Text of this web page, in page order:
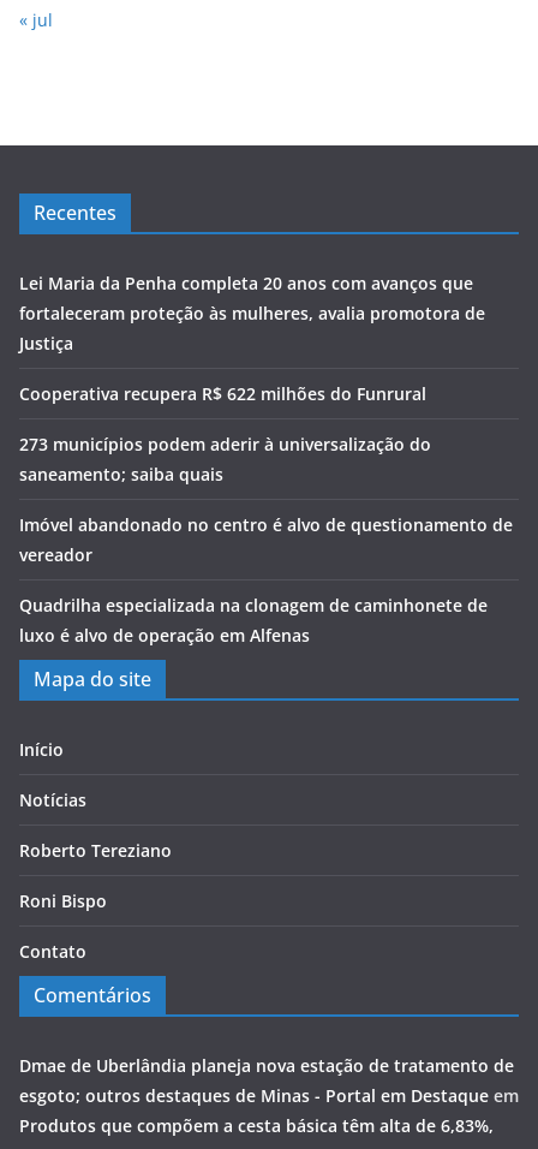
« jul
Recentes
Lei Maria da Penha completa 20 anos com avanços que
fortaleceram proteção às mulheres, avalia promotora de
Justiça
Cooperativa recupera R$ 622 milhões do Funrural
273 municípios podem aderir à universalização do
saneamento; saiba quais
Imóvel abandonado no centro é alvo de questionamento de
vereador
Quadrilha especializada na clonagem de caminhonete de
luxo é alvo de operação em Alfenas
Mapa do site
Início
Notícias
Roberto Tereziano
Roni Bispo
Contato
Comentários
Dmae de Uberlândia planeja nova estação de tratamento de
esgoto; outros destaques de Minas - Portal em Destaque em
Produtos que compõem a cesta básica têm alta de 6,83%,